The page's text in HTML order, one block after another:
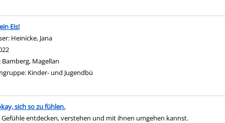
Eis!
Heinicke, Jana
Bamberg, Magellan
Kinder- und Jugendbü
sich so zu fühlen.
Gefühle entdecken, verstehen und mit ihnen umgehen kannst.